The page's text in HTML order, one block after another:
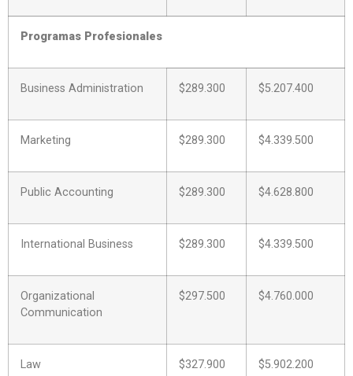
Programas Profesionales
Business Administration $289.300 $5.207.400
Marketing $289.300 $4.339.500
Public Accounting $289.300 $4.628.800
International Business $289.300 $4.339.500
Organizational
Communication
$297.500 $4.760.000
Law $327.900 $5.902.200